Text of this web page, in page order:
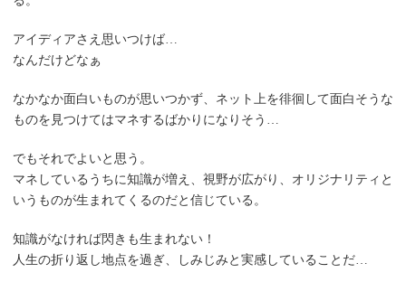
アイディアさえ思いつけば…
なんだけどなぁ
なかなか面白いものが思いつかず、ネット上を徘徊して面白そうな
ものを見つけてはマネするばかりになりそう…
でもそれでよいと思う。
マネしているうちに知識が増え、視野が広がり、オリジナリティと
いうものが生まれてくるのだと信じている。
知識がなければ閃きも生まれない！
人生の折り返し地点を過ぎ、しみじみと実感していることだ…